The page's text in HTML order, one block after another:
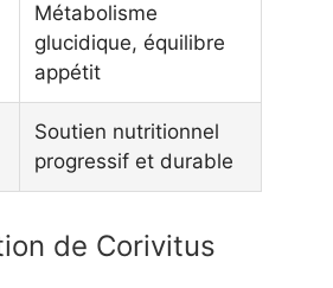
Métabolisme
glucidique, équilibre
appétit
Soutien nutritionnel
progressif et durable
de Corivitus